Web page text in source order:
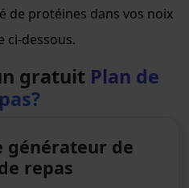
de protéines dans vos noix
ci-dessous.
gratuit Plan de
générateur de
repas